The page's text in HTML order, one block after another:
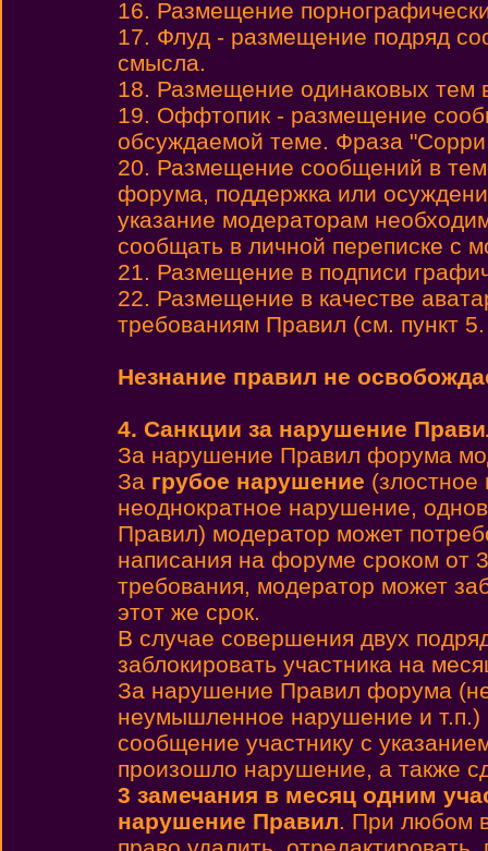
16. Размещение
17. Флуд - размещение подряд
смысла.
18. Размещение одинаковых тем
19. Оффтопик - размещение
обсуждаемой теме. Фраза
20. Размещение сообщений в
форума, поддержка или
указание модераторам
сообщать в личной переписке с
21. Размещение в подписи
22. Размещение в качестве
требованиям Правил (см. пункт
Незнание правил не
4. Санкции за нарушение
За нарушение Правил форума
За грубое нарушение
неоднократное нарушение,
Правил) модератор может
написания на форуме сроком от
требования, модератор может
этот же срок.
В случае совершения двух
заблокировать участника на
За нарушение Правил форума
неумышленное нарушение и т.п.)
сообщение участнику с
произошло нарушение, а также
3 замечания в месяц одним
нарушение Правил. При любом